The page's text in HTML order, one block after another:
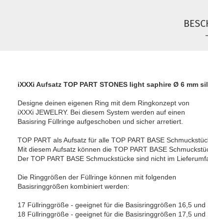
iXXXi Aufsatz TOP PART STONES light saphire Ø 6 mm
Designe deinen eigenen Ring mit dem Ringkonzept von
iXXXi JEWELRY. Bei diesem System werden auf einen
Basisring Füllringe aufgeschoben und sicher arretiert.
TOP PART ​als Aufsatz für alle TOP PART BASE
Mit diesem Aufsatz können die TOP PART BASE
Der TOP PART BASE Schmuckstücke sind nicht im
Die Ringgrößen der Füllringe können mit folgenden
Basisringgrößen kombiniert werden:
17 Füllringgröße - geeignet für die Basisringgrößen 16,5 und
18 Füllringgröße - geeignet für die Basisringgrößen 17,5 und